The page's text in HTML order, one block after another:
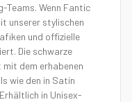
Teams. Wenn Fantic
unserer stylischen
und offizielle
Die schwarze
dem erhabenen
wie den in Satin
in Unisex-